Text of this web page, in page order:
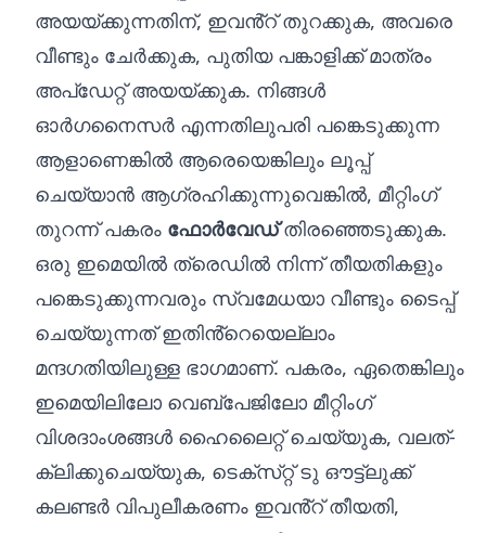
അയയ്‌ക്കുന്നതിന്, ഇവൻ്റ് തുറക്കുക, അവരെ
വീണ്ടും ചേർക്കുക, പുതിയ പങ്കാളിക്ക് മാത്രം
അപ്‌ഡേറ്റ് അയയ്‌ക്കുക. നിങ്ങൾ
ഓർഗനൈസർ എന്നതിലുപരി പങ്കെടുക്കുന്ന
ആളാണെങ്കിൽ ആരെയെങ്കിലും ലൂപ്പ്
ചെയ്യാൻ ആഗ്രഹിക്കുന്നുവെങ്കിൽ, മീറ്റിംഗ്
തുറന്ന് പകരം ഫോർവേഡ്തിരഞ്ഞെടുക്കുക.
ഒരു ഇമെയിൽ ത്രെഡിൽ നിന്ന് തീയതികളും
പങ്കെടുക്കുന്നവരും സ്വമേധയാ വീണ്ടും ടൈപ്പ്
ചെയ്യുന്നത് ഇതിൻ്റെയെല്ലാം
മന്ദഗതിയിലുള്ള ഭാഗമാണ്. പകരം, ഏതെങ്കിലും
ഇമെയിലിലോ വെബ്‌പേജിലോ മീറ്റിംഗ്
വിശദാംശങ്ങൾ ഹൈലൈറ്റ് ചെയ്യുക, വലത്-
ക്ലിക്കുചെയ്യുക, ടെക്‌സ്‌റ്റ് ടു ഔട്ട്‌ലുക്ക്
കലണ്ടർ വിപുലീകരണം ഇവൻ്റ് തീയതി,